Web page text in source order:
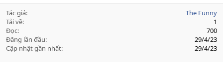
Tác giả
The Funny
Tải về
1
Đọc
700
Đăng lần đầu
29/4/23
Cập nhật gần nhất
29/4/23